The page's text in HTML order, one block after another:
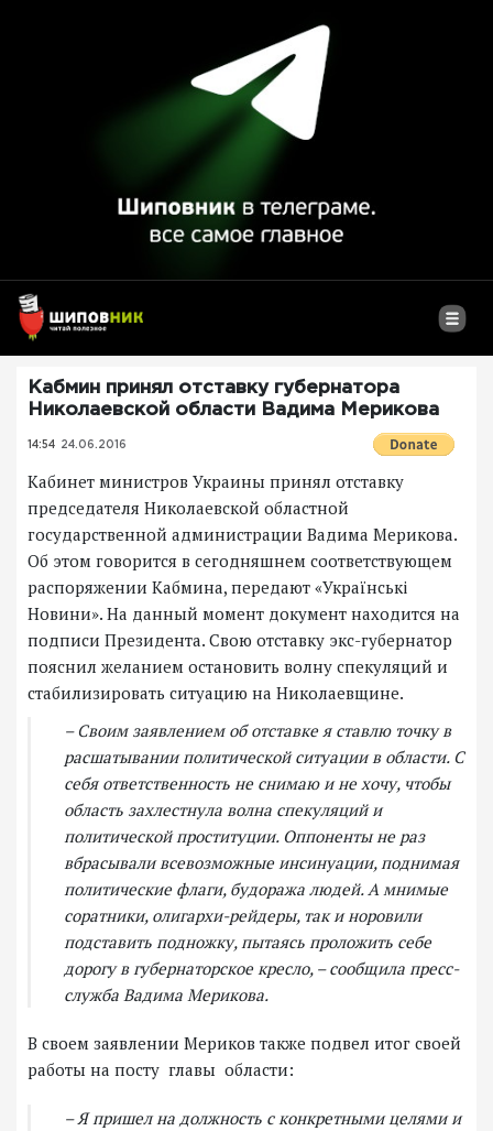
Кабмин принял отставку губернатора
Николаевской области Вадима Мерикова
14:54 24.06.2016
Кабинет министров Украины принял отставку
председателя Николаевской областной
государственной администрации Вадима Мерикова.
Об этом говорится в сегодняшнем соответствующем
распоряжении Кабмина, передают «Українські
Новини». На данный момент документ находится на
подписи Президента. Свою отставку экс-губернатор
пояснил желанием остановить волну спекуляций и
стабилизировать ситуацию на Николаевщине.
– Своим заявлением об отставке я ставлю точку в
расшатывании политической ситуации в области. С
себя ответственность не снимаю и не хочу, чтобы
область захлестнула волна спекуляций и
политической проституции. Оппоненты не раз
вбрасывали всевозможные инсинуации, поднимая
политические флаги, будоража людей. А мнимые
соратники, олигархи-рейдеры, так и норовили
подставить подножку, пытаясь проложить себе
дорогу в губернаторское кресло, – сообщила пресс-
служба Вадима Мерикова.
В своем заявлении Мериков также подвел итог своей
работы на посту главы области:
– Я пришел на должность с конкретными целями и